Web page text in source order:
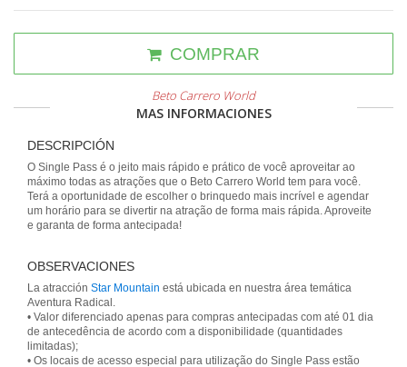
COMPRAR
Beto Carrero World
MAS INFORMACIONES
DESCRIPCIÓN
O Single Pass é o jeito mais rápido e prático de você aproveitar ao
máximo todas as atrações que o Beto Carrero World tem para você.
Terá a oportunidade de escolher o brinquedo mais incrível e agendar
um horário para se divertir na atração de forma mais rápida. Aproveite
e garanta de forma antecipada!
OBSERVACIONES
La atracción Star Mountain está ubicada en nuestra área temática
Aventura Radical.
• Valor diferenciado apenas para compras antecipadas com até 01 dia
de antecedência de acordo com a disponibilidade (quantidades
limitadas);
• Os locais de acesso especial para utilização do Single Pass estão